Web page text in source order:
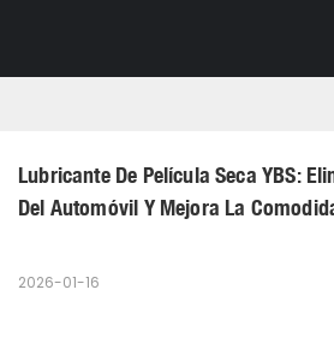
Lubricante De Película Seca YBS:
Del Automóvil Y Mejora La
2026-01-16